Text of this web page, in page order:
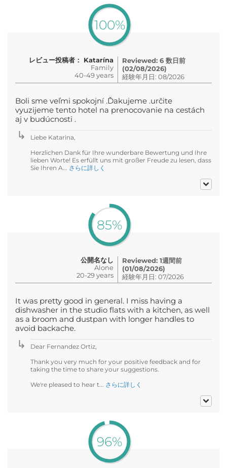
100%
レビュー投稿者： Katarína
Family
40-49 years
Reviewed: 6 数日前
(02/08/2026)
経験年月日: 08/2026
Boli sme veľmi spokojní .Ďakujeme .určite
vyuzijeme tento hotel na prenocovanie na cestách
aj v budúcnosti .
Liebe Katarina,
Herzlichen Dank für Ihre wunderbare Bewertung und Ihre
lieben Worte! Es erfüllt uns mit großer Freude zu lesen, dass
Sie Ihren A... さらに詳しく
85%
公開名なし
Alone
20-29 years
Reviewed: 1週間前
(01/08/2026)
経験年月日: 07/2026
It was pretty good in general. I miss having a
dishwasher in the studio flats with a kitchen, as well
as a broom and dustpan with longer handles to
avoid backache.
Dear Fernandez Ortiz,
Thank you very much for your positive feedback and for
taking the time to share your suggestions.
We're pleased to hear t... さらに詳しく
96%